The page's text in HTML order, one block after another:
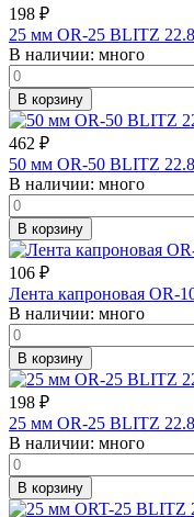
198 ₽
25 мм OR-25 BLITZ
В наличии: много
В корзину
462 ₽
50 мм OR-50 BLITZ
В наличии: много
В корзину
106 ₽
Лента капроновая OR-
В наличии: много
В корзину
198 ₽
25 мм OR-25 BLITZ
В наличии: много
В корзину